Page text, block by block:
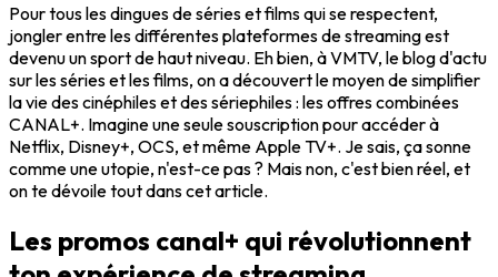
Pour tous les dingues de séries et films qui se respectent,
jongler entre les différentes plateformes de streaming est
devenu un sport de haut niveau. Eh bien, à VMTV, le blog d'actu
sur les séries et les films, on a découvert le moyen de simplifier
la vie des cinéphiles et des sériephiles : les offres combinées
CANAL+. Imagine une seule souscription pour accéder à
Netflix, Disney+, OCS, et même Apple TV+. Je sais, ça sonne
comme une utopie, n'est-ce pas ? Mais non, c'est bien réel, et
on te dévoile tout dans cet article.
Les promos canal+ qui révolutionnent